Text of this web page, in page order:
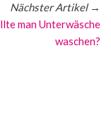
Nächster Artikel→
man Unterwäsche
waschen?